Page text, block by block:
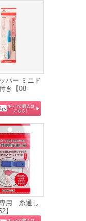
パー ミニド
き【08-
用 糸通し
】